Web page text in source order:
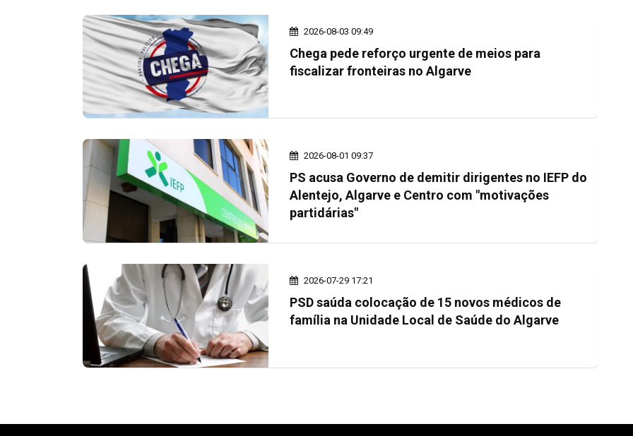
2026-08-03 09:49
Chega pede reforço urgente de meios para
fiscalizar fronteiras no Algarve
2026-08-01 09:37
PS acusa Governo de demitir dirigentes no IEFP do
Alentejo, Algarve e Centro com "motivações
partidárias"
2026-07-29 17:21
PSD saúda colocação de 15 novos médicos de
família na Unidade Local de Saúde do Algarve